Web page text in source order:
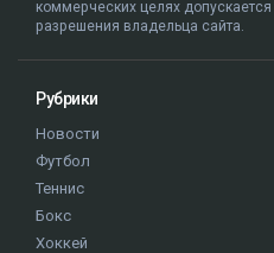
коммерческих целях
разрешения владельца сайта.
Рубрики
Новости
Футбол
Теннис
Бокс
Хоккей